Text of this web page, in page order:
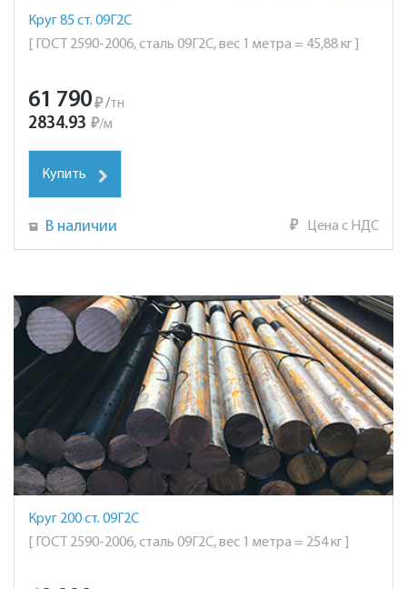
Круг 85 ст. 09Г2С
[ ГОСТ 2590-2006, сталь 09Г2С, вес 1 метра = 45,88 кг ]
61 790₽ /тн
2834.93 ₽/м
Купить
В наличии ₽ Цена с НДС
Круг 200 ст. 09Г2С
[ ГОСТ 2590-2006, сталь 09Г2С, вес 1 метра = 254 кг ]